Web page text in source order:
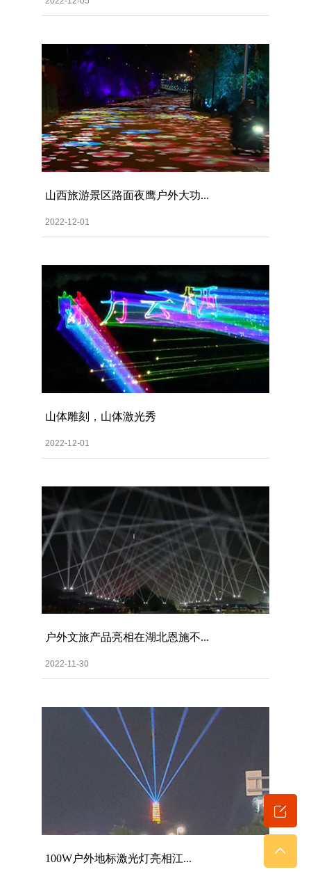
山西旅游景区路面夜鹰户外大功...
2022-12-01
山体雕刻，山体激光秀
2022-12-01
户外文旅产品亮相在湖北恩施不...
2022-11-30
100W户外地标激光灯亮相江...